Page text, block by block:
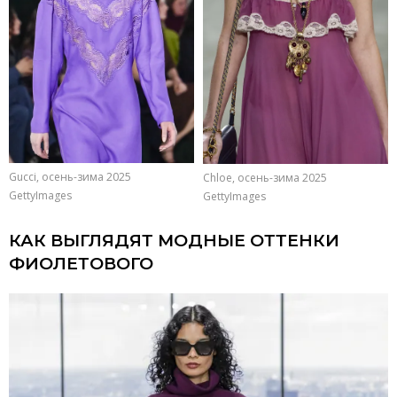
Gucci, осень-зима 2025
GettyImages
Chloe, осень-зима 2025
GettyImages
КАК ВЫГЛЯДЯТ МОДНЫЕ ОТТЕНКИ
ФИОЛЕТОВОГО